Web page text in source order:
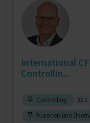
International
Controllin...
Controlling
33 J.
Fusionen und